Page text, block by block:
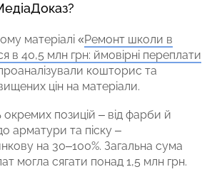
матеріалі «Ремонт школи в
в 40,5 млн грн: ймовірні переплати
кошторис та
цін на матеріали.
окремих позицій – від фарби й
арматури та піску –
на 30–100%. Загальна сума
могла сягати понад 1,5 млн грн.